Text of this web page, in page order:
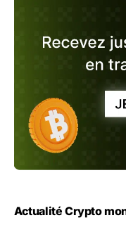
Actualité Crypto